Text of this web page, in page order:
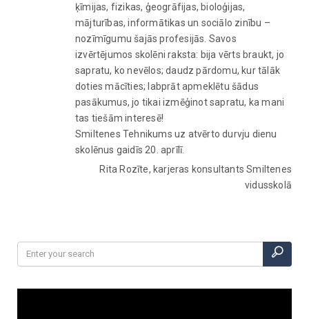
ķīmijas, fizikas, ģeogrāfijas, bioloģijas,
mājturības, informātikas un sociālo zinību –
nozīmīgumu šajās profesijās. Savos
izvērtējumos skolēni raksta: bija vērts braukt, jo
sapratu, ko nevēlos; daudz pārdomu, kur tālāk
doties mācīties; labprāt apmeklētu šādus
pasākumus, jo tikai izmēģinot sapratu, ka mani
tas tiešām interesē!
Smiltenes Tehnikums uz atvērto durvju dienu
skolēnus gaidīs 20. aprīlī.
Rita Rozīte, karjeras konsultants Smiltenes
vidusskolā